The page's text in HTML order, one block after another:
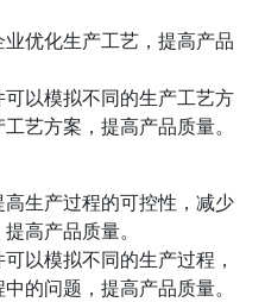
优化生产工艺，提高产品
以模拟不同的生产工艺方
艺方案，提高产品质量。
生产过程的可控性，减少
高产品质量。
以模拟不同的生产过程，
的问题，提高产品质量。